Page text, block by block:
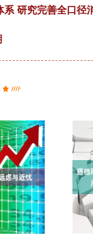
研究完善全口径